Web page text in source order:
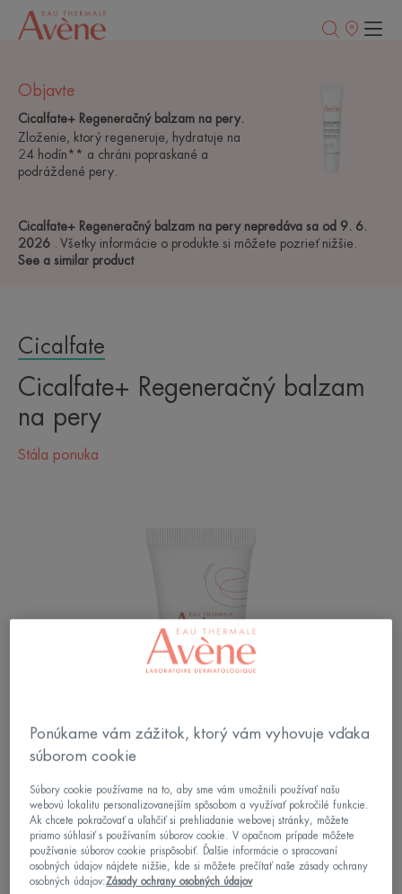
Predajné
Cicalfate+ Regeneračný balzam na pery nepredáva sa od 9. 6.
2026
. Všetky informácie o produkte si môžete pozrieť nižšie.
See a similar product
Objavte
Cicalfate+ Regeneračný balzam na pery.
Zloženie, ktorý regeneruje, hydratuje na
24 hodín** a chráni popraskané a
podráždené pery.
Cicalfate
Cicalfate+ Regeneračný balzam
na pery
Stála ponuka
Ponúkame vám zážitok, ktorý vám vyhovuje vďaka
súborom cookie
Súbory cookie používame na to, aby sme vám umožnili používať našu
webovú lokalitu personalizovanejším spôsobom a využívať pokročilé funkcie.
Ak chcete pokračovať a uľahčiť si prehliadanie webovej stránky, môžete
priamo súhlasiť s používaním súborov cookie. V opačnom prípade môžete
používanie súborov cookie prispôsobiť. Ďalšie informácie o spracovaní
osobných údajov nájdete nižšie, kde si môžete prečítať naše zásady ochrany
osobných údajov:Zásady ochrany osobných údajov